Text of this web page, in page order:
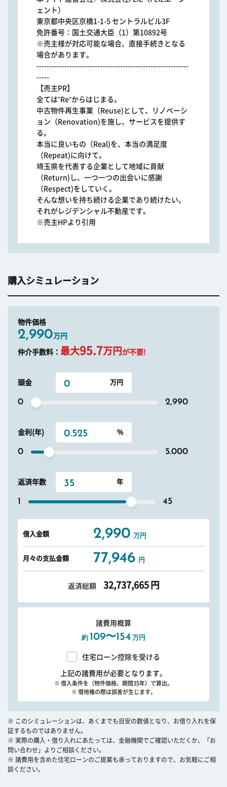
ェント）
東京都中央区京橋1-1-5 セントラルビル3F
免許番号：国土交通大臣（1）第10892号
※売主様が対応可能な場合、直接手続きとなる
場合があります。
------------------------------------------------------------
-----
【売主PR】
全ては"Re"からはじまる。
中古物件再生事業（Reuse)として、リノベーシ
ョン（Renovation)を施し、サービスを提供す
る。
本当に良いもの（Real)を、本当の満足度
（Repeat)に向けて。
埼玉県を代表する企業として地域に貢献
（Return)し、一つ一つの出会いに感謝
（Respect)をしていく。
そんな想いを持ち続ける企業であり続けたい。
それがレジデンシャル不動産です。
※売主HPより引用
購入シミュレーション
物件価格
2,990万円
仲介手数料： 最大95.7万円 が不要!
頭金
0 2,990
金利(年)
0 5.000
返済年数
1 45
借入金額 2,990 万円
月々の支払金額 77,946 円
返済総額 32,737,665 円
諸費用概算
約 109〜154 万円
住宅ローン控除を受ける
上記の諸費用が必要となります。
※ 借入条件を（物件価格、期間35年）で算出。
※ 借地権の際は誤差が生じます。
※ このシミュレーションは、あくまでも目安の数値となり、お借り入れを保
証するものではありません。
※ 実際の購入・借り入れにあたっては、金融機関でご確認いただくか、「お
問い合わせ」よりご相談ください。
※ 諸費用を含めた住宅ローンのご提案も承っておりますので、お気軽にご相
談ください。